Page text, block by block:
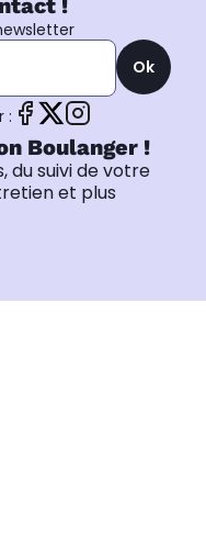
!
Ok
:
Boulanger !
du suivi de votre
et plus